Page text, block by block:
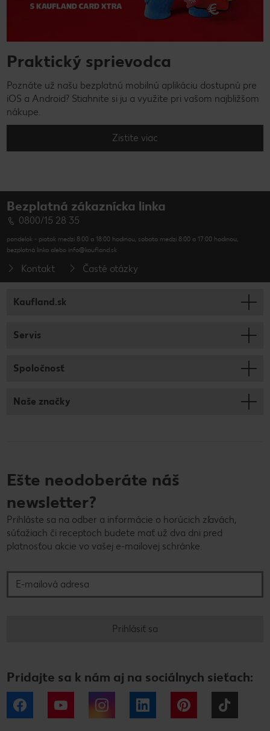
Praktický sprievodca
Poznáte už našu bezplatnú mobilnú aplikáciu dostupnú pre
iOS a Android? Stiahnite si ju a využite pri vašom najbližšom
nákupe.
Zistite viac
Bezplatná zákaznícka linka
0800/15 28 35
pondelok - piatok medzi 8:00 a 18:00 hodinou, sobota medzi 8:00 a 17:00 hodinou,
bezplatná linka alebo info@kaufland.sk
Kontakt Časté otázky
Kaufland.sk
Servis
Spoločnosť
Naše značky
Ešte neodoberáte náš
newsletter?
Prihláste sa na odber a informácie o horúcich zľavách,
súťažiach či receptoch budete mať už dva dni pred
platnosťou akcie vo vašej e-mailovej schránke.
Prihlásiť sa
Pridajte sa k nám aj na sociálnych sieťach:
Facebook YouTube Instagram LinkedIn Pinterest